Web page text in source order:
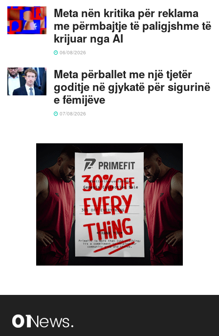
Meta nën kritika për reklama
me përmbajtje të paligjshme të
krijuar nga AI
06/08/2026
Meta përballet me një tjetër
goditje në gjykatë për sigurinë
e fëmijëve
07/08/2026